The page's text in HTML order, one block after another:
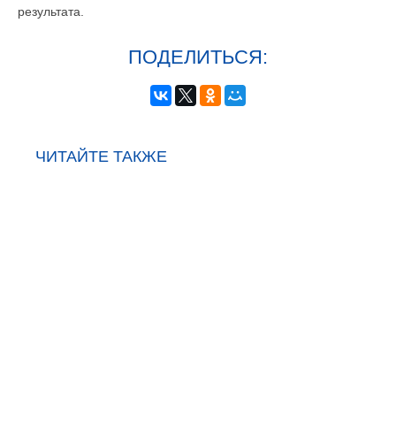
результата.
ПОДЕЛИТЬСЯ:
ЧИТАЙТЕ ТАКЖЕ